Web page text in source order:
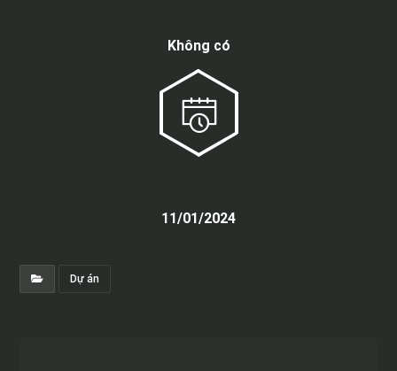
Không có
11/01/2024
Dự án